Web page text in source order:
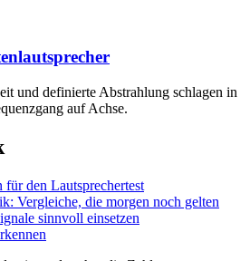
und definierte Abstrahlung schlagen in
auf Achse.
für den Lautsprechertest
Vergleiche, die morgen noch gelten
sinnvoll einsetzen